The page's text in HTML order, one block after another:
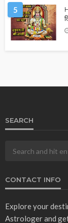
5
SEARCH
CONTACT INFO
Explore your
Astrologer and